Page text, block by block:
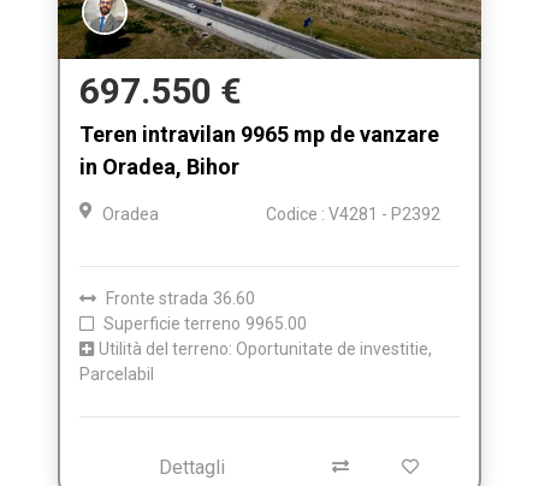
697.550 €
Teren intravilan 9965 mp de vanzare
in Oradea, Bihor
Oradea Codice : V4281 - P2392
Fronte strada 36.60
Superficie terreno 9965.00
Utilità del terreno: Oportunitate de investitie,
Parcelabil
Dettagli